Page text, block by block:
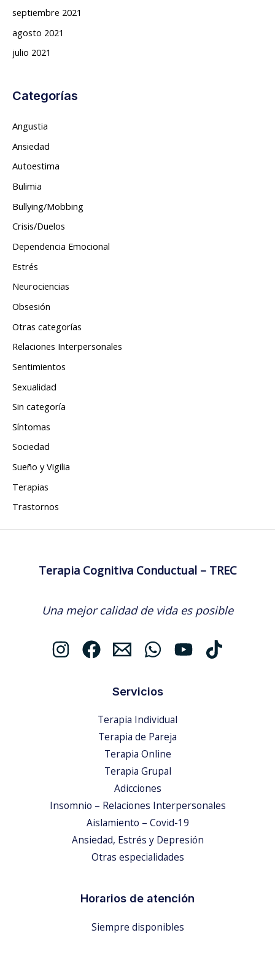
septiembre 2021
agosto 2021
julio 2021
Categorías
Angustia
Ansiedad
Autoestima
Bulimia
Bullying/Mobbing
Crisis/Duelos
Dependencia Emocional
Estrés
Neurociencias
Obsesión
Otras categorías
Relaciones Interpersonales
Sentimientos
Sexualidad
Sin categoría
Síntomas
Sociedad
Sueño y Vigilia
Terapias
Trastornos
Terapia Cognitiva Conductual – TREC
Una mejor calidad de vida es posible
Servicios
Terapia Individual
Terapia de Pareja
Terapia Online
Terapia Grupal
Adicciones
Insomnio – Relaciones Interpersonales
Aislamiento – Covid-19
Ansiedad, Estrés y Depresión
Otras especialidades
Horarios de atención
Siempre disponibles